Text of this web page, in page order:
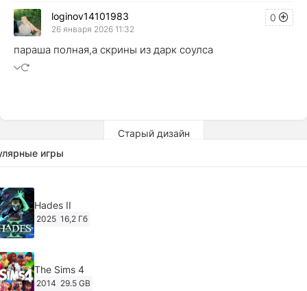
0
loginov14101983
26 января 2026 11:32
параша полная,а скрины из дарк соулса
Старый дизайн
игры
Hades II
2025 16,2 Гб
The Sims 4
2014 29.5 GB